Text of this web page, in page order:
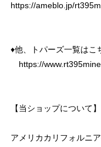
https://ameblo.jp/
♦️他、トパーズ一覧はこ
https://
【当ショップについて】
アメリカカリフォルニ